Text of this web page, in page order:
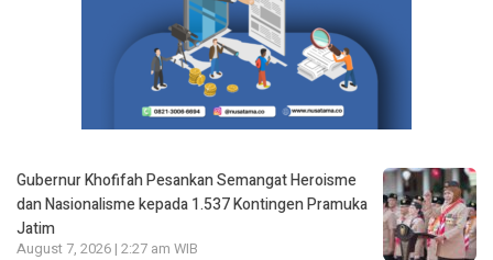
Gubernur Khofifah Pesankan Semangat Heroisme
dan Nasionalisme kepada 1.537 Kontingen Pramuka
Jatim
August 7, 2026 | 2:27 am WIB